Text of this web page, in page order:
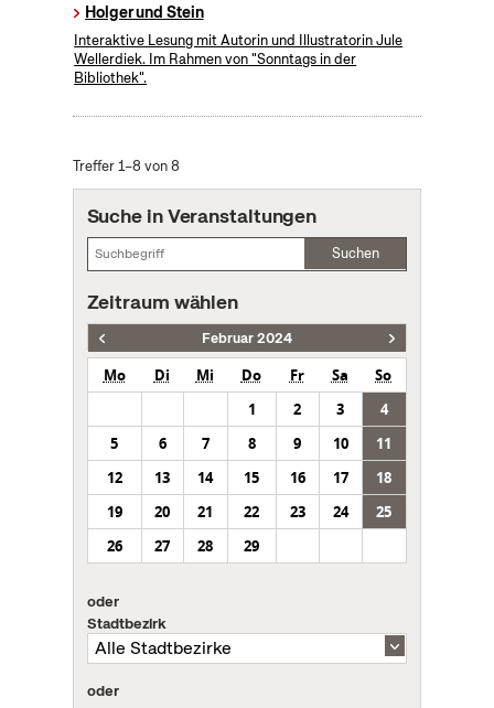
Holger und Stein
Interaktive Lesung mit Autorin und Illustratorin Jule
Wellerdiek. Im Rahmen von "Sonntags in der
Bibliothek".
Treffer 1–8 von 8
Suche in Veranstaltungen
Suchen
Zeitraum wählen
Februar 2024
Mo Di Mi Do Fr Sa
So
1
2 3
4
5
6 7 8 9 10
11
12
13 14 15 16 17
18
19
20 21 22 23 24
25
26
27 28 29
oder
Stadtbezirk
oder